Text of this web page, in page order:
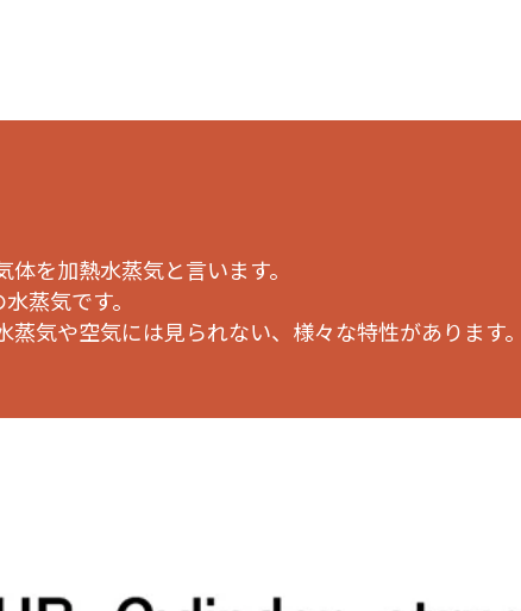
を加熱水蒸気と言います。
蒸気です。
蒸気や空気には見られない、様々な特性があります